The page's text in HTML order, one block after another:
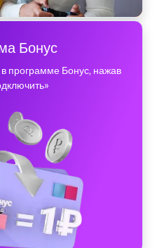
Бонус
программе Бонус, нажав